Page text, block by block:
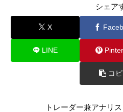
シェア
X
LINE
コ
トレーダー兼アナリ